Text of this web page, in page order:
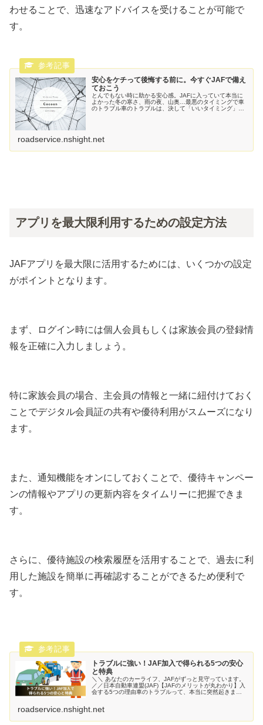
わせることで、迅速なアドバイスを受けることが可能で
す。
安心をケチって後悔する前に。今すぐJAFで備え
ておこう
とんでもない時に助かる安心感。JAFに入っていて本当に
よかった冬の寒さ、雨の夜、山奥…最悪のタイミングで車
のトラブル車のトラブルは、決して「いいタイミング」で
roadservice.nshight.net
アプリを最大限利用するための設定方法
JAFアプリを最大限に活用するためには、いくつかの設定
がポイントとなります。
まず、ログイン時には個人会員もしくは家族会員の登録情
報を正確に入力しましょう。
特に家族会員の場合、主会員の情報と一緒に紐付けておく
ことでデジタル会員証の共有や優待利用がスムーズになり
ます。
また、通知機能をオンにしておくことで、優待キャンペー
ンの情報やアプリの更新内容をタイムリーに把握できま
す。
さらに、優待施設の検索履歴を活用することで、過去に利
用した施設を簡単に再確認することができるため便利で
す。
トラブルに強い！JAF加入で得られる5つの安心
と特典
＼＼ あなたのカーライフ、JAFがずっと見守っています。
／／日本自動車連盟(JAF)【JAFのメリットが丸わかり】入
会する5つの理由車のトラブルって、本当に突然起きます
roadservice.nshight.net